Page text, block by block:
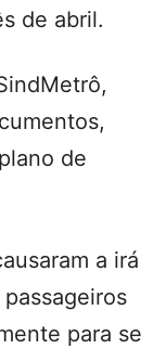
de abril.
de
a irá
para se